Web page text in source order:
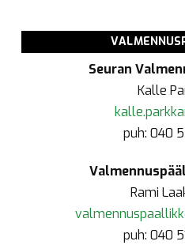
Seuran
Kalle
puh: 040
Rami
puh: 040